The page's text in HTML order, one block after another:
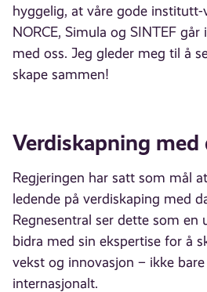
hyggelig, at våre gode institutt-
NORCE, Simula og SINTEF
med oss. Jeg gleder meg til å
skape sammen!
Verdiskapning med
Regjeringen har satt som mål
ledende på verdiskaping med
Regnesentral ser dette som en
bidra med sin ekspertise for å
vekst og innovasjon – ikke
internasjonalt.